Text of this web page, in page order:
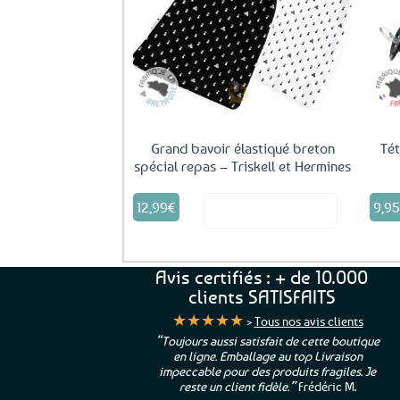
Ajouter
aux
favoris
Grand bavoir élastiqué breton
spécial repas – Triskell et Hermines
12,99€
Ce
variations.
Les
options
peuvent
être
choisies
sur
la
9,95
Avis certifiés : + de 10.000
clients SATISFAITS
★★★★★ >Tous nos avis clients
“Toujours aussi satisfait de cette boutique
en ligne. Emballage au top Livraison
impeccable pour des produits fragiles. Je
reste un client fidèle.”Frédéric M.